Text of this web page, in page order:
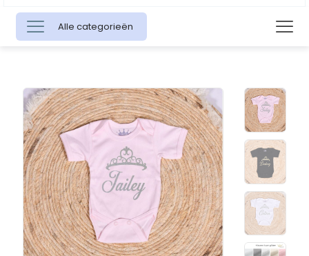
Alle categorieën